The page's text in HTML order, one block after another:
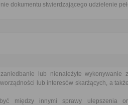
dokumentu stwierdzającego udzielenie
lub nienależyte wykonywanie
lub interesów skarżących, a
między innymi sprawy ulepszenia